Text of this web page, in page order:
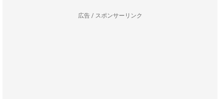
広告 / スポンサーリンク